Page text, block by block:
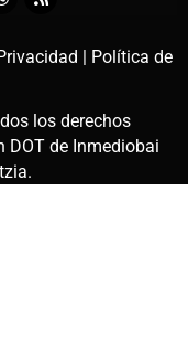
|
Política de
los derechos
DOT de Inmediobai
.